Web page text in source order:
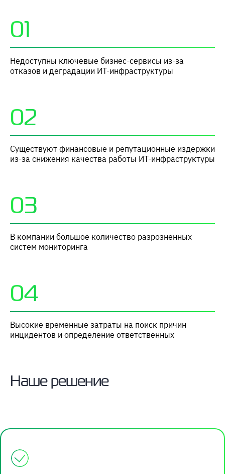
01
Недоступны ключевые бизнес-сервисы из-за
отказов и деградации ИТ-инфраструктуры
02
Существуют финансовые и репутационные издержки
из-за снижения качества работы ИТ-инфраструктуры
03
В компании большое количество разрозненных
систем мониторинга
04
Высокие временные затраты на поиск причин
инцидентов и определение ответственных
Наше решение